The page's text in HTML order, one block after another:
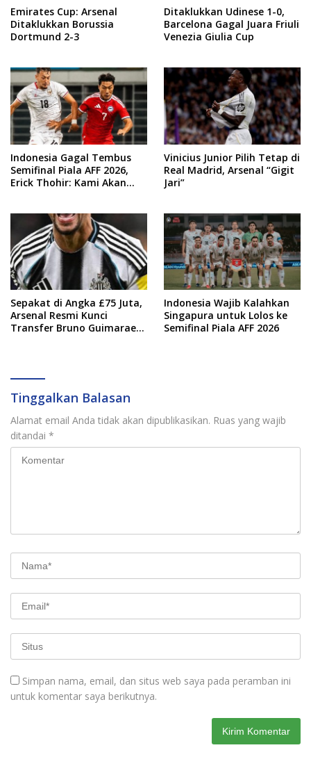
Emirates Cup: Arsenal
Ditaklukkan Borussia
Dortmund 2-3
Ditaklukkan Udinese 1-0,
Barcelona Gagal Juara Friuli
Venezia Giulia Cup
Indonesia Gagal Tembus
Semifinal Piala AFF 2026,
Erick Thohir: Kami Akan
Vinicius Junior Pilih Tetap di
Real Madrid, Arsenal “Gigit
Jari”
Sepakat di Angka £75 Juta,
Arsenal Resmi Kunci
Transfer Bruno Guimaraes
Indonesia Wajib Kalahkan
Singapura untuk Lolos ke
Semifinal Piala AFF 2026
Tinggalkan Balasan
Alamat email Anda tidak akan dipublikasikan. Ruas yang wajib
ditandai *
Simpan nama, email, dan situs web saya pada peramban ini
untuk komentar saya berikutnya.